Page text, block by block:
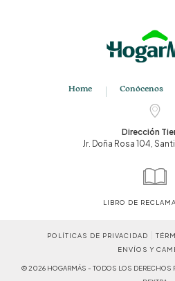
Home Conócenos
Dirección
Jr. Doña Rosa 104,
LIBRO DE
© 2026 HOGARMÁS - TODOS LOS DERECHOS
POLÍTICAS DE PRIVACIDAD
ENVÍOS Y